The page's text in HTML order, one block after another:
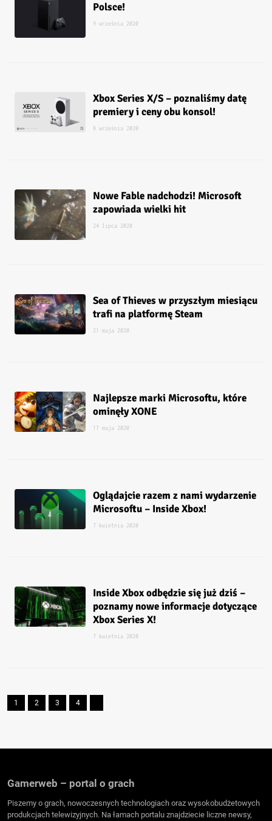
Polsce!
9 września 2020
Xbox Series X/S – poznaliśmy datę
premiery i ceny obu konsol!
8 września 2020
Nowe Fable nadchodzi! Microsoft
zapowiada wielki hit
24 lipca 2020
Sea of Thieves w przyszłym miesiącu
trafi na platformę Steam
21 maja 2020
Najlepsze marki Microsoftu, które
ominęły XONE
17 maja 2020
Oglądajcie razem z nami wydarzenie
Microsoftu – Inside Xbox!
7 kwietnia 2020
Inside Xbox odbędzie się już dziś –
poznamy nowe informacje dotyczące
Xbox Series X!
7 kwietnia 2020
1 2 3 4
Gamerweb – portal o grach
Piszemy o grach, nowoczesnych technologiach oraz wysokobudżetowych
produkcjach telewizyjnych. Na łamach portalu znajdziecie liczne newsy,